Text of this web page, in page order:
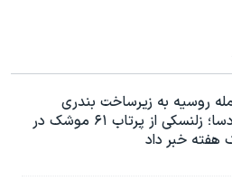
روسیه به زیرساخت بندری
اودسا؛ زلنسکی از پرتاب ۶۱ موشک در
هفته خبر داد